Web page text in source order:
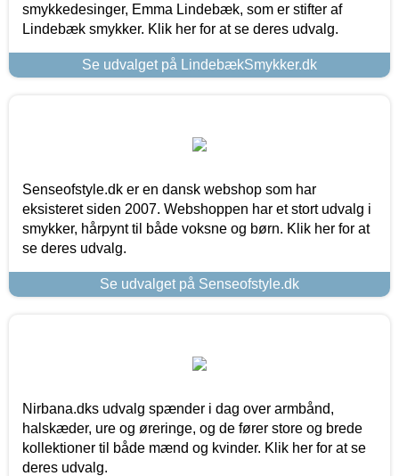
smykkedesinger, Emma Lindebæk, som er stifter af
Lindebæk smykker. Klik her for at se deres udvalg.
Se udvalget på LindebækSmykker.dk
Senseofstyle.dk er en dansk webshop som har
eksisteret siden 2007. Webshoppen har et stort udvalg i
smykker, hårpynt til både voksne og børn. Klik her for at
se deres udvalg.
Se udvalget på Senseofstyle.dk
Nirbana.dks udvalg spænder i dag over armbånd,
halskæder, ure og øreringe, og de fører store og brede
kollektioner til både mænd og kvinder. Klik her for at se
deres udvalg.